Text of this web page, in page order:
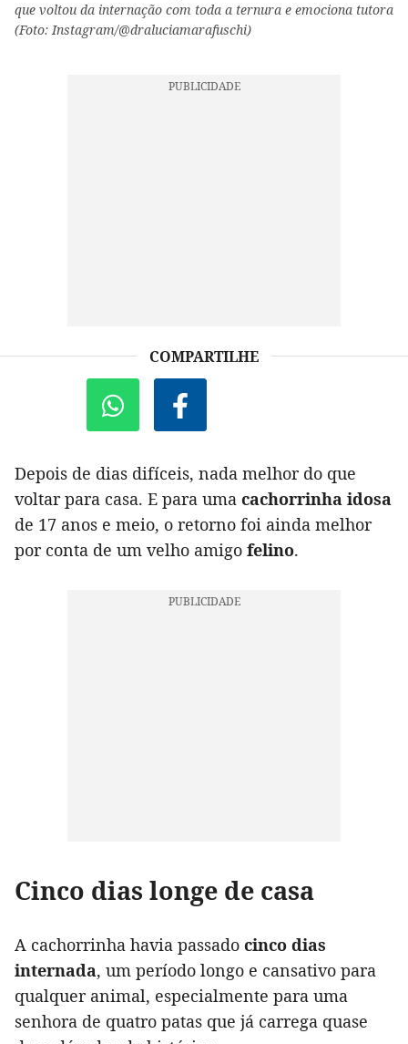
que voltou da internação com toda a ternura e emociona tutora
(Foto: Instagram/@draluciamarafuschi)
COMPARTILHE
Depois de dias difíceis, nada melhor do que
voltar para casa. E para uma cachorrinha idosa
de 17 anos e meio, o retorno foi ainda melhor
por conta de um velho amigo felino.
Cinco dias longe de casa
A cachorrinha havia passado cinco dias
internada, um período longo e cansativo para
qualquer animal, especialmente para uma
senhora de quatro patas que já carrega quase